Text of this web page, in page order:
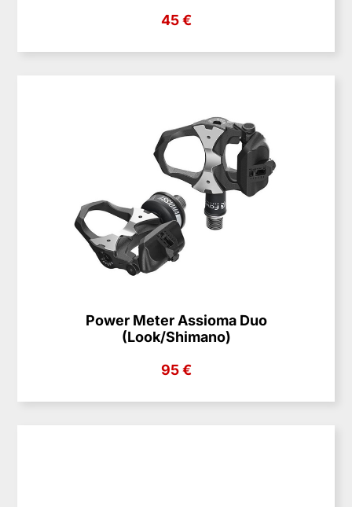
45 €
Power Meter Assioma Duo
(Look/Shimano)
95 €